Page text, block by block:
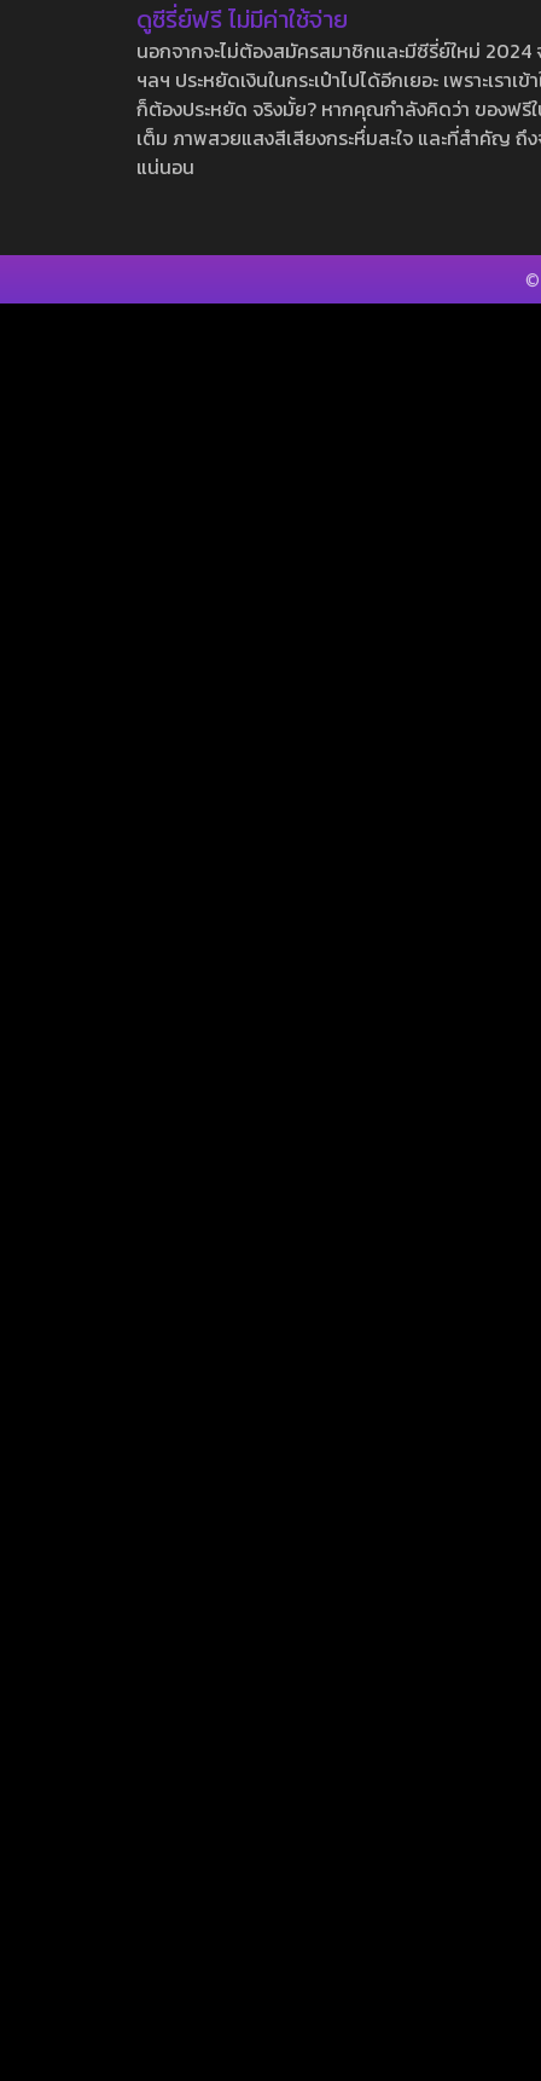
ดูซีรี่ย์ฟรี ไม่มีค่าใช้จ่าย
นอกจากจะไม่ต้องสมัครสมาชิกและมีซีรี่ย์ใหม่
ฯลฯ ประหยัดเงินในกระเป๋าไปได้อีกเยอะ เพราะเร
ก็ต้องประหยัด จริงมั้ย? หากคุณกำลังคิดว่า ของฟ
เต็ม ภาพสวยแสงสีเสียงกระหึ่มสะใจ และที่สำคัญ
แน่นอน
©